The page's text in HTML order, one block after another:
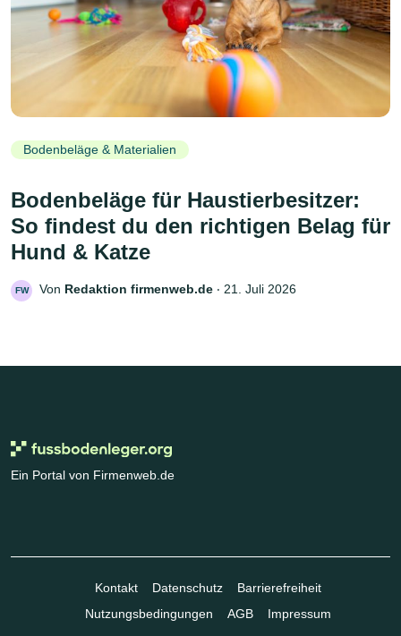
Bodenbeläge & Materialien
Bodenbeläge für Haustierbesitzer:
So findest du den richtigen Belag für
Hund & Katze
FW Von Redaktion firmenweb.de ‧ 21. Juli 2026
Ein Portal von Firmenweb.de
Kontakt Datenschutz
Barrierefreiheit
Nutzungsbedingungen
AGB Impressum